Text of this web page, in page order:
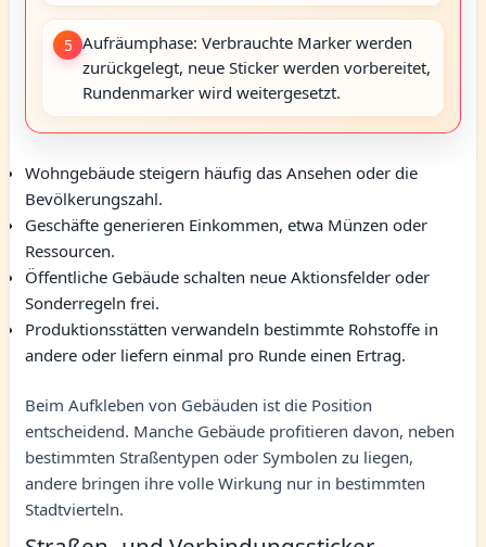
5 Aufräumphase: Verbrauchte Marker werden
zurückgelegt, neue Sticker werden vorbereitet,
Rundenmarker wird weitergesetzt.
Wohngebäude steigern häufig das Ansehen oder die
Bevölkerungszahl.
Geschäfte generieren Einkommen, etwa Münzen oder
Ressourcen.
Öffentliche Gebäude schalten neue Aktionsfelder oder
Sonderregeln frei.
Produktionsstätten verwandeln bestimmte Rohstoffe in
andere oder liefern einmal pro Runde einen Ertrag.
Beim Aufkleben von Gebäuden ist die Position
entscheidend. Manche Gebäude profitieren davon, neben
bestimmten Straßentypen oder Symbolen zu liegen,
andere bringen ihre volle Wirkung nur in bestimmten
Stadtvierteln.